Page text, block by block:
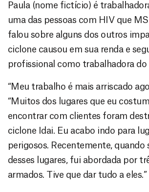
Paula (nome fictício) é
uma das pessoas com HIV que
falou sobre alguns dos outros
ciclone causou em sua renda e
profissional como trabalhadora do
“Meu trabalho é mais arriscado
“Muitos dos lugares que eu
encontrar com clientes foram
ciclone Idai. Eu acabo indo para
perigosos. Recentemente, quando
desses lugares, fui abordada por
armados. Tive que dar tudo a eles.”